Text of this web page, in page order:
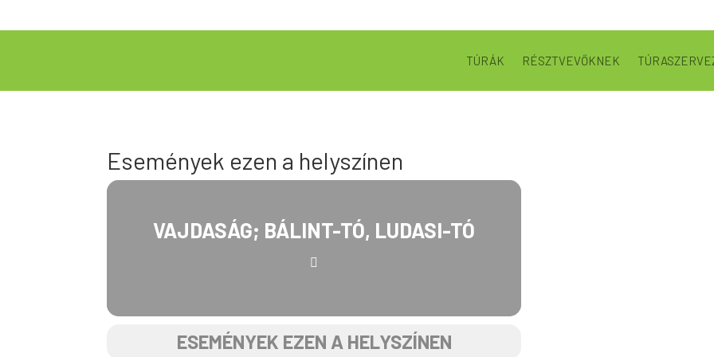
TÚRÁK RÉSZTVEVŐKNEK
Események ezen a helyszínen
VAJDASÁG; BÁLINT-TÓ, LUDASI-TÓ
ESEMÉNYEK EZEN A HELYSZÍNEN